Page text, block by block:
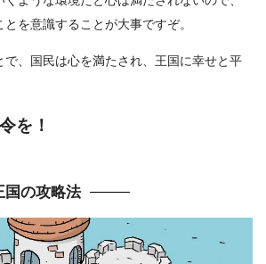
を意識することが大事ですぞ。
で、国民は心を満たされ、王国に幸せと平
を！
国の攻略法